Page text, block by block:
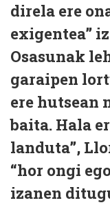
direla ere
exigentea”
Osasunak
garaipen
ere hutsean
baita. Hala
landuta”,
“hor ongi
izanen